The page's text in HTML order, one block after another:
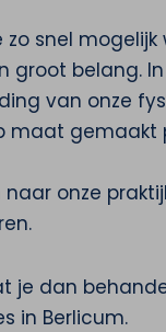
snel
belang.
van onze
maat gemaakt
onze
je dan
in Berlicum.